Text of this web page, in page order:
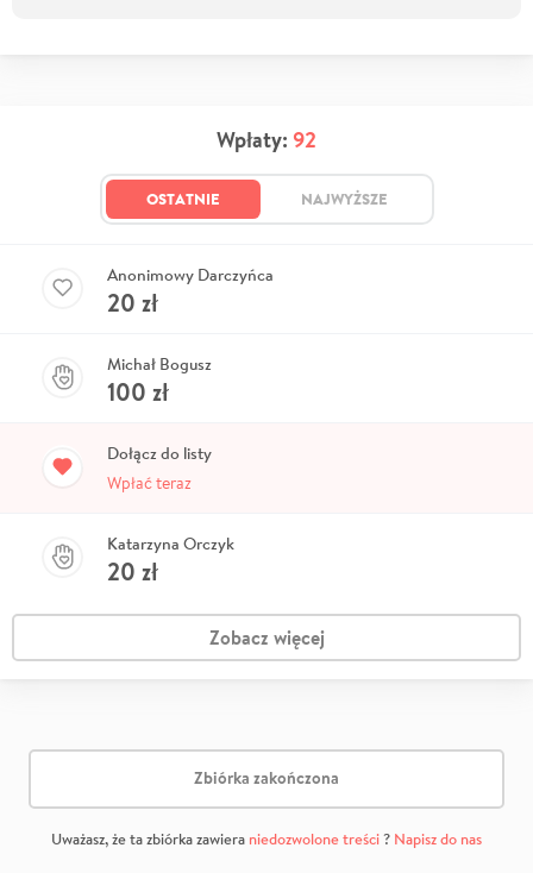
Wpłaty: 92
OSTATNIE NAJWYŻSZE
Anonimowy Darczyńca
20 zł
Michał Bogusz
100 zł
Dołącz do listy
Wpłać teraz
Katarzyna Orczyk
20 zł
Zobacz więcej
Zbiórka zakończona
Uważasz, że ta zbiórka zawiera niedozwolone treści? Napisz do nas